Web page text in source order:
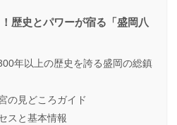
歴史とパワーが宿る「盛岡八
年以上の歴史を誇る盛岡の総鎮
の見どころガイド
スと基本情報